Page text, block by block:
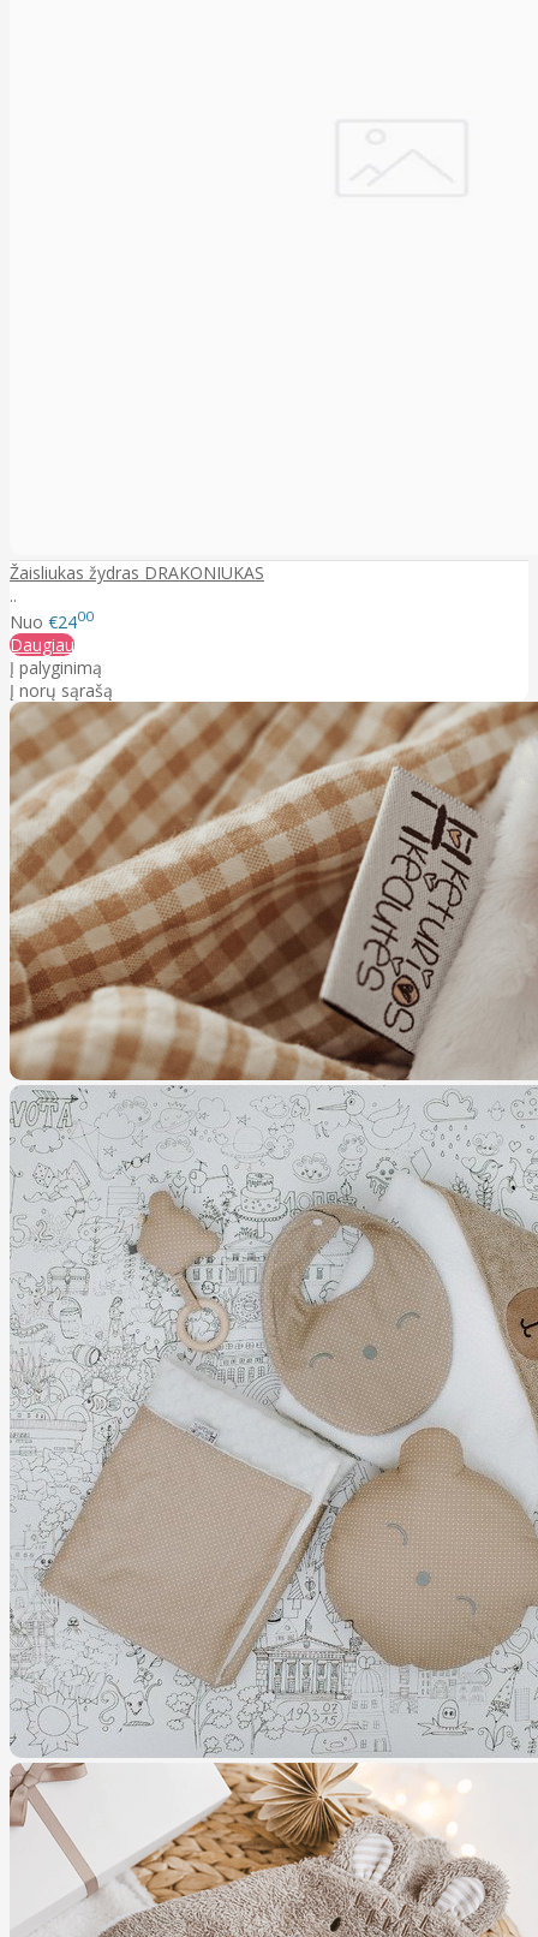
Žaisliukas žydras DRAKONIUKAS
..
Nuo €2400
Daugiau
Į palyginimą
Į norų sąrašą